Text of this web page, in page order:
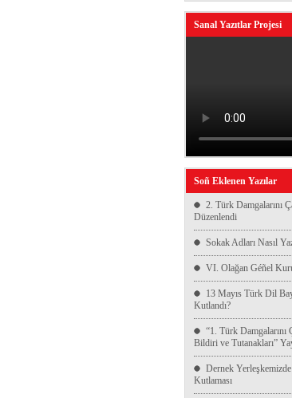
Sanal Yazıtlar Projesi
Soñ Eklenen Yazılar
2. Türk Damgalarını
Düzenlendi
Sokak Adları Nasıl
VI. Olağan Géñel
13 Mayıs Türk Dil
Kutlandı?
“1. Türk Damgalarını
Bildiri ve Tutanakları”
Dernek
Kutlaması